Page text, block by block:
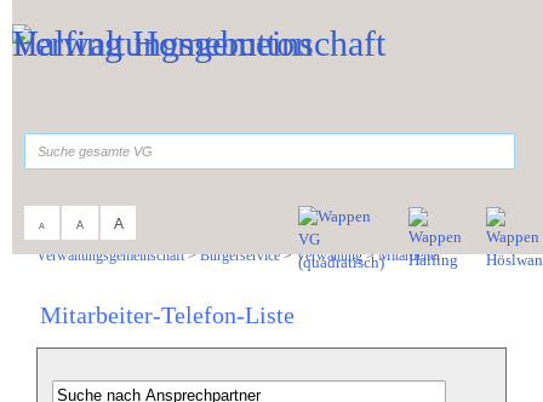
A A A
Verwaltungsgemeinschaft>Bürgerservice>Verwaltung>Mitarbeiter
Mitarbeiter-Telefon-Liste